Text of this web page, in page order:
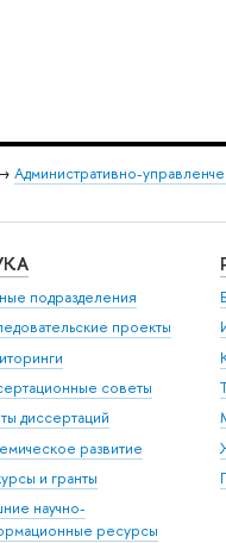
Административно-
подразделения
проекты
советы
диссертаций
развитие
и гранты
научно-
ресурсы